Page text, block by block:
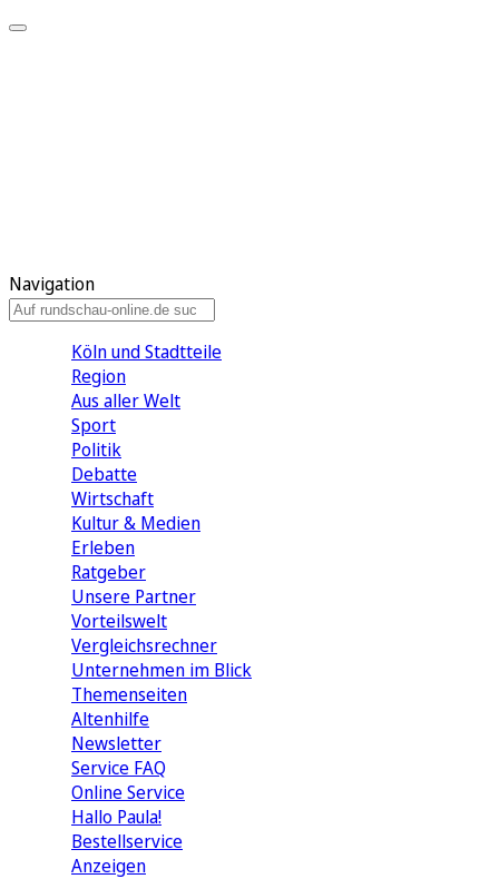
Navigation
Köln und Stadtteile
Region
Aus aller Welt
Sport
Politik
Debatte
Wirtschaft
Kultur & Medien
Erleben
Ratgeber
Unsere Partner
Vorteilswelt
Vergleichsrechner
Unternehmen im Blick
Themenseiten
Altenhilfe
Newsletter
Service FAQ
Online Service
Hallo Paula!
Bestellservice
Anzeigen